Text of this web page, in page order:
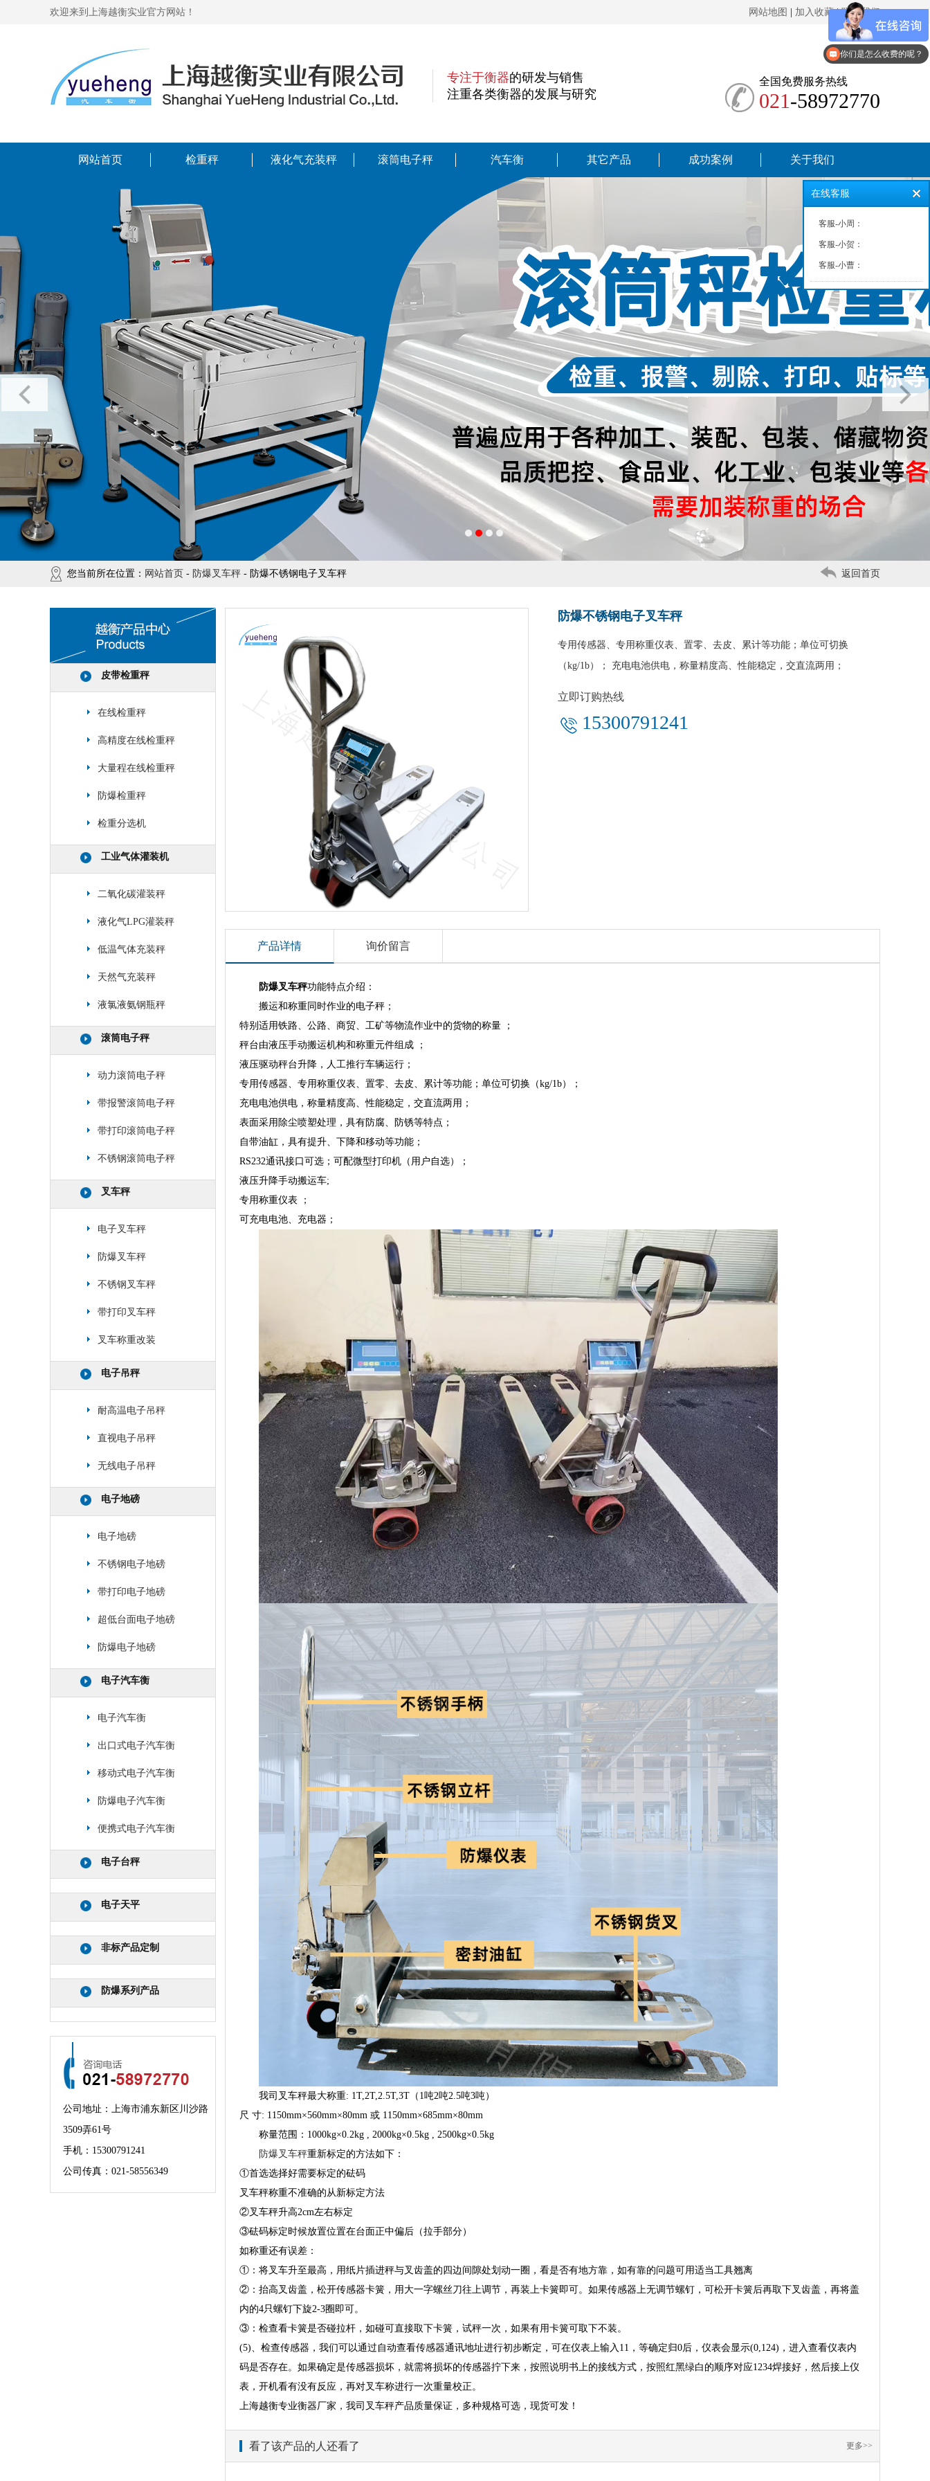
欢迎来到上海越衡实业官方网站！ 网站地图 加入收藏|联系我们
专注于衡器的研发与销售
注重各类衡器的发展与研究
全国免费服务热线
021-58972770
网站首页 检重秤 液化气充装秤 滚筒电子秤 汽车衡 其它产品 成功案例 关于我们
您当前所在位置： 网站首页 - 防爆叉车秤 - 防爆不锈钢电子叉车秤 返回首页
皮带检重秤
在线检重秤
高精度在线检重秤
大量程在线检重秤
防爆检重秤
检重分选机
工业气体灌装机
二氧化碳灌装秤
液化气LPG灌装秤
低温气体充装秤
天然气充装秤
液氯液氨钢瓶秤
滚筒电子秤
动力滚筒电子秤
带报警滚筒电子秤
带打印滚筒电子秤
不锈钢滚筒电子秤
叉车秤
电子叉车秤
防爆叉车秤
不锈钢叉车秤
带打印叉车秤
叉车称重改装
电子吊秤
耐高温电子吊秤
直视电子吊秤
无线电子吊秤
电子地磅
电子地磅
不锈钢电子地磅
带打印电子地磅
超低台面电子地磅
防爆电子地磅
电子汽车衡
电子汽车衡
出口式电子汽车衡
移动式电子汽车衡
防爆电子汽车衡
便携式电子汽车衡
电子台秤
电子天平
非标产品定制
防爆系列产品
公司地址：上海市浦东新区川沙路
3509弄61号
手机： 15300791241
公司传真：021-58556349
防爆不锈钢电子叉车秤
专用传感器、专用称重仪表、置零、去皮、累计等功能；单位可切换
（kg/1b）； 充电电池供电，称量精度高、性能稳定，交直流两用；
立即订购热线
15300791241​
产品详情 询价留言
防爆叉车秤功能特点介绍：
搬运和称重同时作业的电子秤；
特别适用铁路、公路、商贸、工矿等物流作业中的货物的称量 ；
秤台由液压手动搬运机构和称重元件组成 ；
液压驱动秤台升降，人工推行车辆运行；
专用传感器、专用称重仪表、置零、去皮、累计等功能；单位可切换（kg/1b）；
充电电池供电，称量精度高、性能稳定，交直流两用；
表面采用除尘喷塑处理，具有防腐、防锈等特点；
自带油缸，具有提升、下降和移动等功能；
RS232通讯接口可选；可配微型打印机（用户自选）；
液压升降手动搬运车;
专用称重仪表 ；
可充电电池、充电器；
我司叉车秤最大称重: 1T,2T,2.5T,3T（1吨2吨2.5吨3吨）
尺 寸: 1150mm×560mm×80mm 或 1150mm×685mm×80mm
称量范围：1000kg×0.2kg , 2000kg×0.5kg , 2500kg×0.5kg
防爆叉车秤重新标定的方法如下：
①首选选择好需要标定的砝码
叉车秤称重不准确的从新标定方法
②叉车秤升高2cm左右标定
③砝码标定时候放置位置在台面正中偏后（拉手部分）
如称重还有误差：
①：将叉车升至最高，用纸片插进秤与叉齿盖的四边间隙处划动一圈，看是否有地方靠，如有靠的问题可用适当工具翘离
②：抬高叉齿盖，松开传感器卡簧，用大一字螺丝刀往上调节，再装上卡簧即可。如果传感器上无调节螺钉，可松开卡簧后再取下叉齿盖，再将盖
内的4只螺钉下旋2-3圈即可。
③：检查看卡簧是否碰拉杆，如碰可直接取下卡簧，试秤一次，如果有用卡簧可取下不装。
(5)、检查传感器，我们可以通过自动查看传感器通讯地址进行初步断定，可在仪表上输入11，等确定归0后，仪表会显示(0,124)，进入查看仪表内
码是否存在。如果确定是传感器损坏，就需将损坏的传感器拧下来，按照说明书上的接线方式，按照红黑绿白的顺序对应1234焊接好，然后接上仪
表，开机看有没有反应，再对叉车称进行一次重量校正。
上海越衡专业衡器厂家，我司叉车秤产品质量保证，多种规格可选，现货可发！
更多>>
看了该产品的人还看了
在线客服
客服-小周：
客服-小贺：
客服-小曹：
你们是怎么收费的呢？